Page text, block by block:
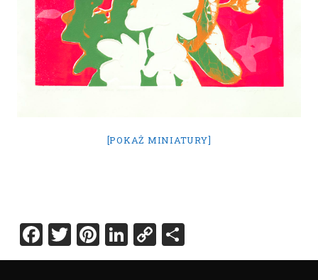
[POKAŻ MINIATURY]
Facebook
Twitter
Pinterest
LinkedIn
Copy
Link
Share